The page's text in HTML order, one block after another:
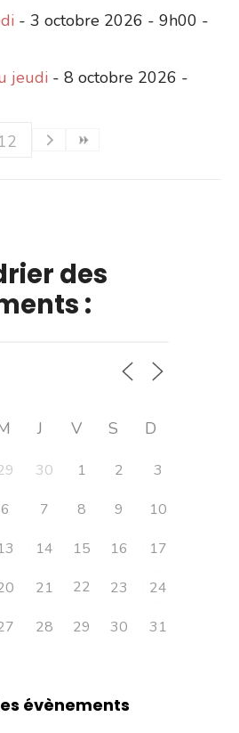
- 3 octobre 2026 - 9h00 -
jeudi - 8 octobre 2026 -
12
des
:
J V S D
30 1 2
3
6 7 8 9
10
14 15 16
17
21 22 23
24
28 29 30 31
évènements